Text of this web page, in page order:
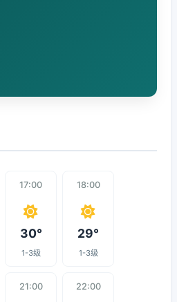
17:00
30°
1-3级
18:00
29°
1-3级
21:00 22:00